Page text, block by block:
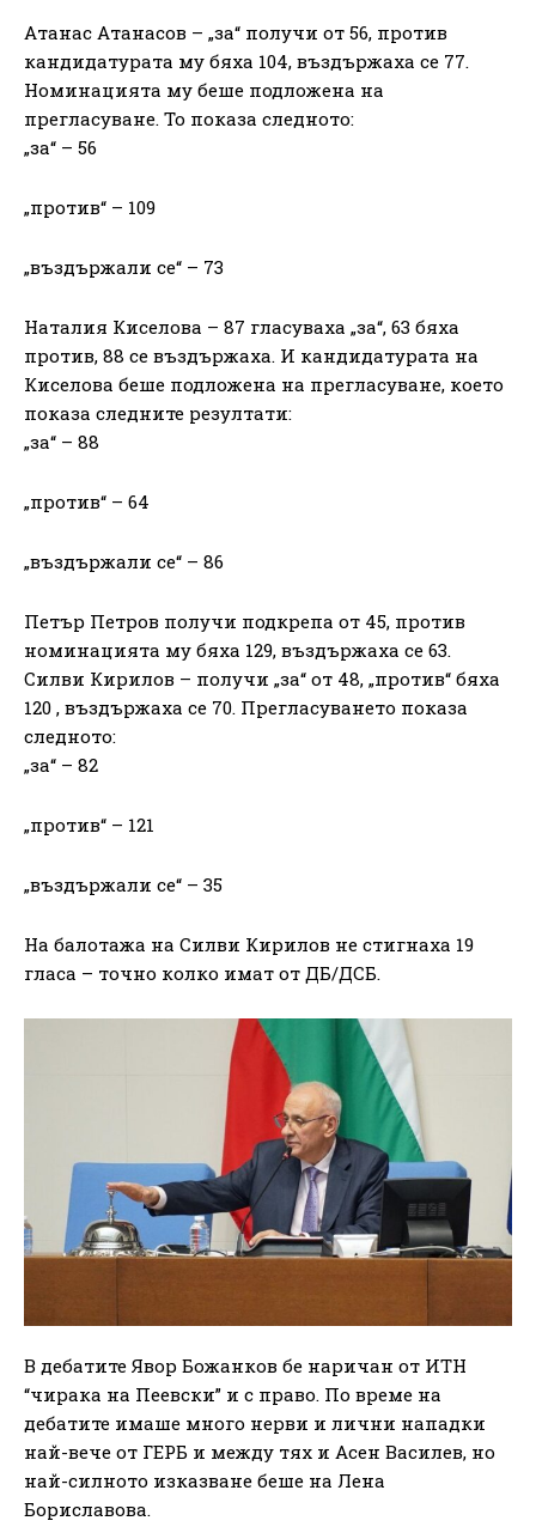
Атанас Атанасов – „за“ получи от 56, против
кандидатурата му бяха 104, въздържаха се 77.
Номинацията му беше подложена на
прегласуване. То показа следното:
„за“ – 56
„против“ – 109
„въздържали се“ – 73
Наталия Киселова – 87 гласуваха „за“, 63 бяха
против, 88 се въздържаха. И кандидатурата на
Киселова беше подложена на прегласуване, което
показа следните резултати:
„за“ – 88
„против“ – 64
„въздържали се“ – 86
Петър Петров получи подкрепа от 45, против
номинацията му бяха 129, въздържаха се 63.
Силви Кирилов – получи „за“ от 48, „против“ бяха
120 , въздържаха се 70. Прегласуването показа
следното:
„за“ – 82
„против“ – 121
„въздържали се“ – 35
На балотажа на Силви Кирилов не стигнаха 19
гласа – точно колко имат от ДБ/ДСБ.
В дебатите Явор Божанков бе наричан от ИТН
“чирака на Пеевски” и с право. По време на
дебатите имаше много нерви и лични нападки
най-вече от ГЕРБ и между тях и Асен Василев, но
най-силното изказване беше на Лена
Бориславова.